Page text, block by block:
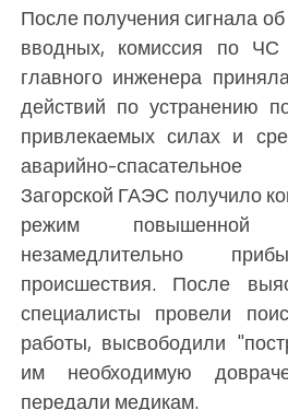
После получения сигнала
вводных, комиссия по ЧС
главного инженера
действий по устранению
привлекаемых силах и
аварийно-
Загорской ГАЭС получило
режим повышенной
незамедлительно
происшествия. После
специалисты провели
работы, высвободили
им необходимую
передали медикам.